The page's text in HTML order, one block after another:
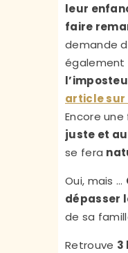
leur
faire
demande
également
article sur
Encore
juste et
se fera
Oui, mais …
dépasser
de sa
Retrouve 3